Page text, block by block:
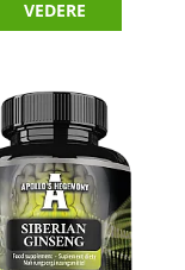
VEDERE